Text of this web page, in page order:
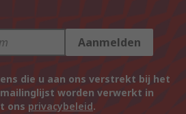
Aanmelden
die u aan ons verstrekt bij het
worden verwerkt in
ons privacybeleid.